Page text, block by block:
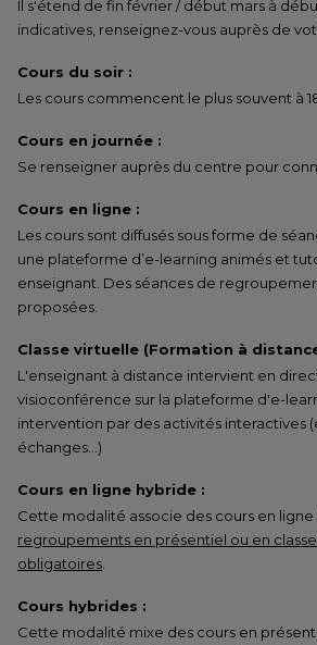
Il s'étend de fin février / début mars à
indicatives, renseignez-vous auprès de
Cours du soir :
Les cours commencent le plus souvent à
Cours en journée :
Se renseigner auprès du centre pour
Cours en ligne :
Les cours sont diffusés sous forme de
une plateforme d’e-learning animés et
enseignant. Des séances de
proposées.
Classe virtuelle (Formation à
L'enseignant à distance intervient en
visioconférence sur la plateforme d'e-
intervention par des activités interactives
échanges…)
Cours en ligne hybride :
Cette modalité associe des cours en
regroupements en présentiel ou en
obligatoires
Cours hybrides :
Cette modalité mixe des cours en